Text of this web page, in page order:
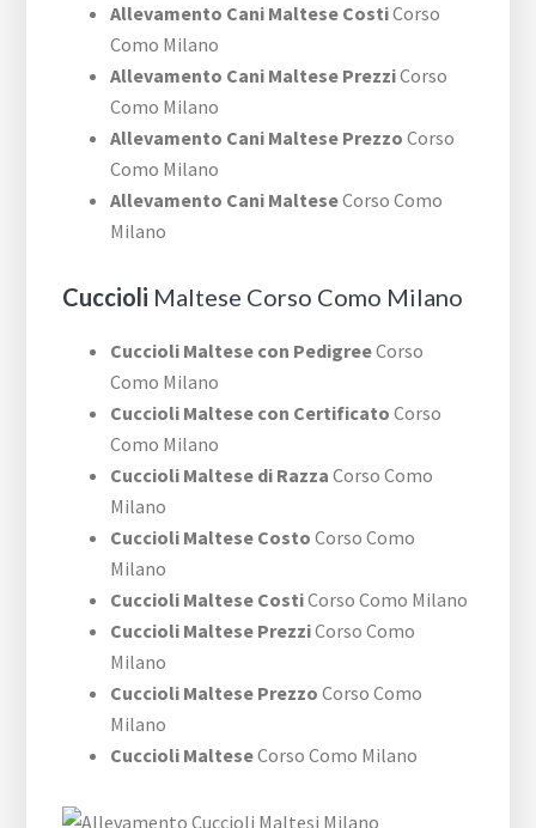
Allevamento Cani Maltese CostiCorso
Como Milano
Allevamento Cani Maltese PrezziCorso
Como Milano
Allevamento Cani Maltese Prezzo Corso
Como Milano
Allevamento Cani MalteseCorso Como
Milano
Cuccioli Maltese Corso Como Milano
Cuccioli Maltese con PedigreeCorso
Como Milano
Cuccioli Maltese con Certificato Corso
Como Milano
Cuccioli Maltese di Razza Corso Como
Milano
Cuccioli Maltese Costo Corso Como
Milano
Cuccioli Maltese CostiCorso Como Milano
Cuccioli Maltese PrezziCorso Como
Milano
Cuccioli Maltese Prezzo Corso Como
Milano
Cuccioli MalteseCorso Como Milano